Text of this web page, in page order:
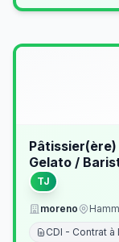
Gelato /
TJ
moreno
CDI - Contrat